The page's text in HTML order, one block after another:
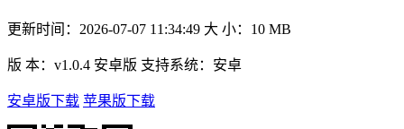
更新时间： 2026-07-07 11:34:49 大 小： 10 MB
版 本： v1.0.4 安卓版 支持系统： 安卓
安卓版下载 苹果版下载